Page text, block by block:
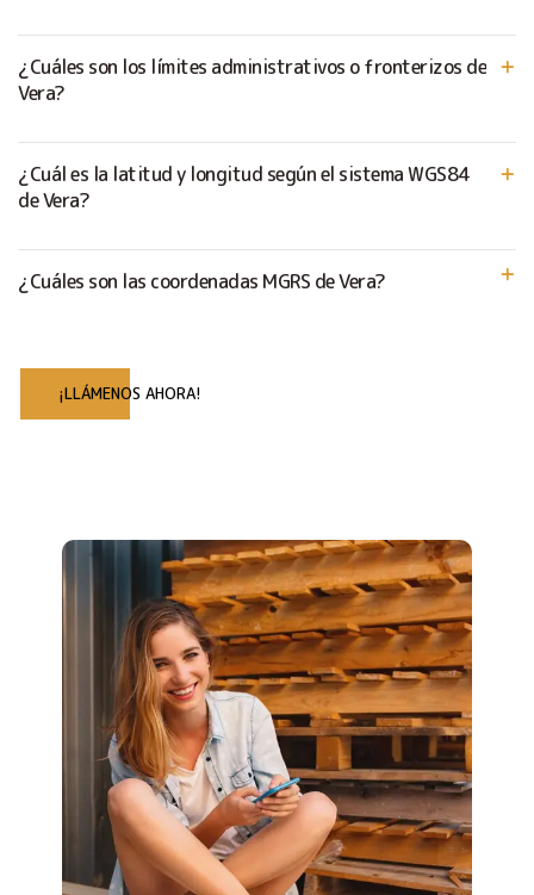
¿Cuáles son los límites administrativos o fronterizos de
Vera?
¿Cuál es la latitud y longitud según el sistema WGS84
de Vera?
¿Cuáles son las coordenadas MGRS de Vera?
¡LLÁMENOS AHORA!